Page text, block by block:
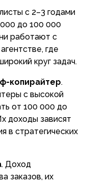
с 2–3 годами
до 100 000
работают с
где
круг задач.
копирайтер.
с высокой
от 100 000 до
доходы зависят
в стратегических
. Доход
заказов, их